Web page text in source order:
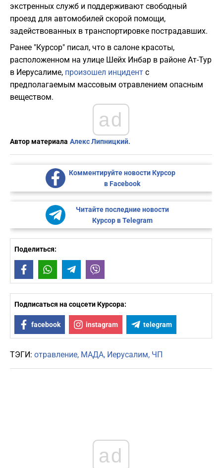
экстренных служб и поддерживают свободный
проезд для автомобилей скорой помощи,
задействованных в транспортировке пострадавших.
Ранее "Курсор" писал, что в салоне красоты,
расположенном на улице Шейх Инбар в районе Ат-Тур
в Иерусалиме, произошел инцидент с
предполагаемым массовым отравлением опасным
веществом.
ad
Автор материала Алекс Липницкий.
Комментируйте новости Курсор
в Facebook
Читайте последние новости
Курсор в Telegram
Поделиться:
FacebookWhatsAppTelegram
Подписаться на соцсети Курсора:
facebook instagram telegram
ТЭГИ: отравление МАДА Иерусалим ЧП
ad